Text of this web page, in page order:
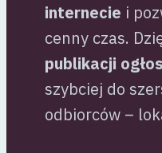
internecie i
cenny czas.
publikacji
szybciej do
odbiorców –